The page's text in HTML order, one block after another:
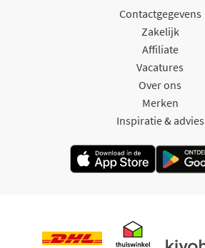
Contactgegevens
Zakelijk
Affiliate
Vacatures
Over ons
Merken
Inspiratie & advies